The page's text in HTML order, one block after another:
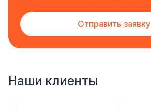
Отправить заявку
Наши клиенты